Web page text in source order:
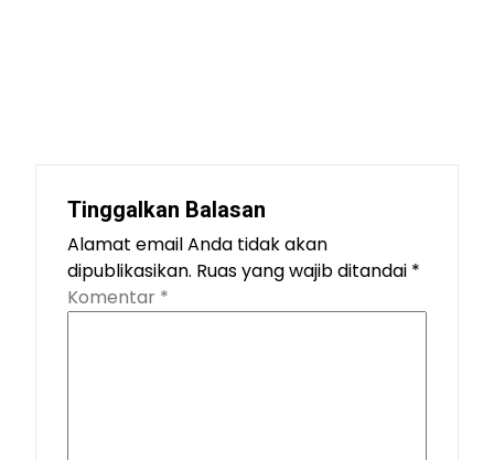
Tinggalkan Balasan
Alamat email Anda tidak akan
dipublikasikan. Ruas yang wajib ditandai *
Komentar *